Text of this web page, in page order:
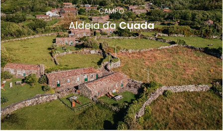
CAMPO
Aldeia daCuada